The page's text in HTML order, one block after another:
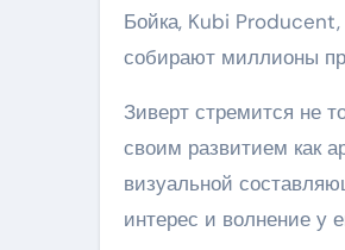
Бойка, Kubi Producent,
собирают миллионы
Зиверт стремится не
своим развитием как
визуальной
интерес и волнение у